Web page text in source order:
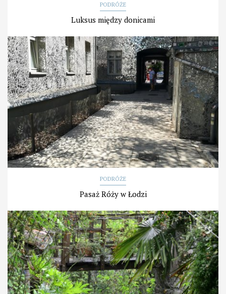
PODRÓŻE
Luksus między donicami
PODRÓŻE
Pasaż Róży w Łodzi